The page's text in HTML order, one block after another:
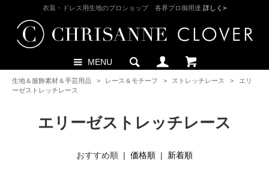
衣装・ドレス用生地のプロショップ 各界プロ御用達 詳しく>
MENU
生地＆服飾素材＆手芸用品 > レース＆モチーフ > ストレッチレース >
エリ
ーゼストレッチレース
エリーゼストレッチレース
おすすめ順 | 価格順 | 新着順